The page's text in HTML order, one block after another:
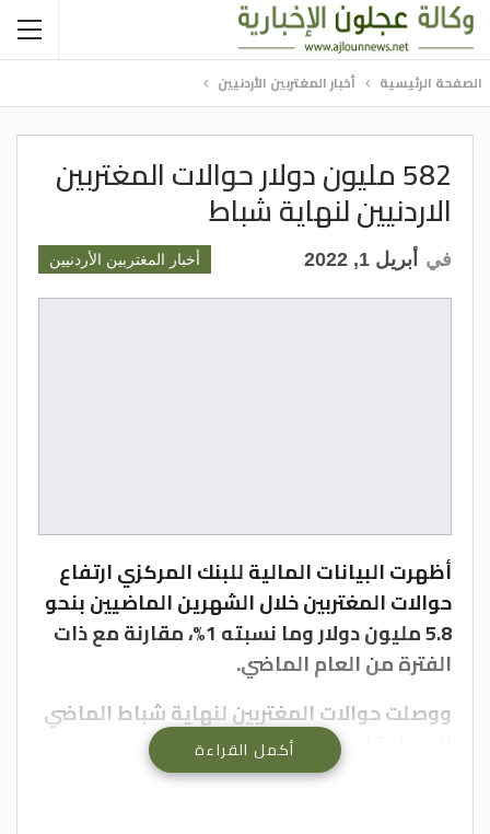
الصفحة الرئيسية أخبار المغتربين الأردنيين
582 مليون دولار حوالات المغتربين
الاردنيين لنهاية شباط
أخبار المغتربين الأردنيين في أبريل 1, 2022
أظهرت البيانات المالية للبنك المركزي ارتفاع
حوالات المغتربين خلال الشهرين الماضيين بنحو
5.8 مليون دولار وما نسبته 1%، مقارنة مع ذات
الفترة من العام الماضي.
ووصلت حوالات المغتربين لنهاية شباط الماضي
إلى ما يقارب 582 مليون دولار .
وكانت حوالات المغتربين والتي تعتبر ركنًا
أكمل القراءة